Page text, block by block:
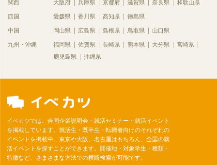
関西 大阪府 兵庫県 京都府 滋賀県 奈良県 和歌山県
四国 愛媛県 香川県 高知県 徳島県
中国 岡山県 広島県 島根県 鳥取県 山口県
九州・沖縄 福岡県 佐賀県 長崎県 熊本県 大分県
宮崎県
鹿児島県
沖縄県
イベカツでは、合同企業説明会・就活セミナー・就活イベント
を掲載しています。就活生・既卒生・転職者向けのそれぞれの
イベントを掲載中。東京や大阪、名古屋はもちろん、全国の就
活イベントを探すことができます。開催地・対象学生・種類・
特徴など、さまざまな方法での横断検索が可能です。